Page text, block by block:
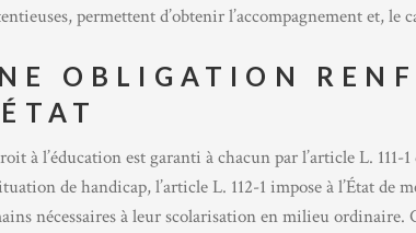
permettent d’obtenir l’accompagnement et, le
OBLIGATION
à l’éducation est garanti à chacun par l’article L. 111-
de handicap, l’article L. 112-1 impose à l’État de
nécessaires à leur scolarisation en milieu ordinaire.